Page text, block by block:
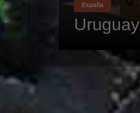
España
Uruguay